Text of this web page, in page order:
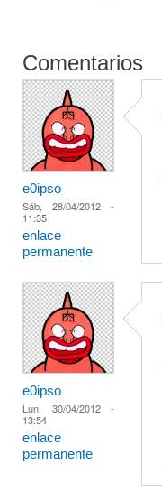
Comentarios
e0ipso
Sáb, 28/04/2012 -
11:35
enlace
permanente
e0ipso
Lun, 30/04/2012 -
13:54
enlace
permanente